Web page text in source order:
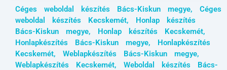
Céges weboldal készítés Bács-Kiskun megye, Céges
weboldal készítés Kecskemét, Honlap készítés
Bács-Kiskun megye, Honlap készítés Kecskemét,
Honlapkészítés Bács-Kiskun megye, Honlapkészítés
Kecskemét, Weblapkészítés Bács-Kiskun megye,
Weblapkészítés Kecskemét, Weboldal készítés Bács-